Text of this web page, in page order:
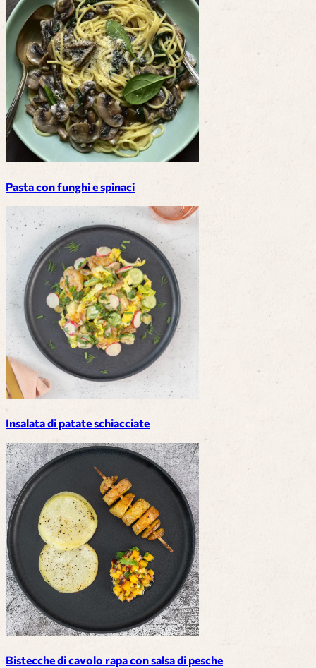
Pasta con funghi e spinaci
Insalata di patate schiacciate
Bistecche di cavolo rapa con salsa di pesche